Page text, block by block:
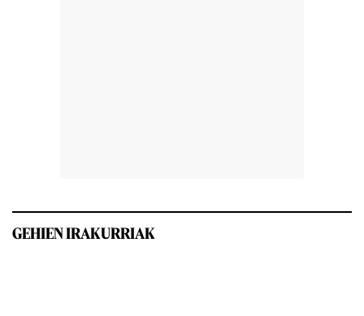
GEHIEN IRAKURRIAK